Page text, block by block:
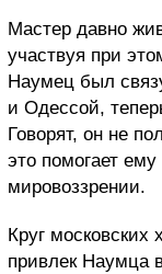
Мастер давно
участвуя при
Наумец был
и Одессой,
Говорят, он не
это помогает
мировоззрении.
Круг московских
привлек Наумца